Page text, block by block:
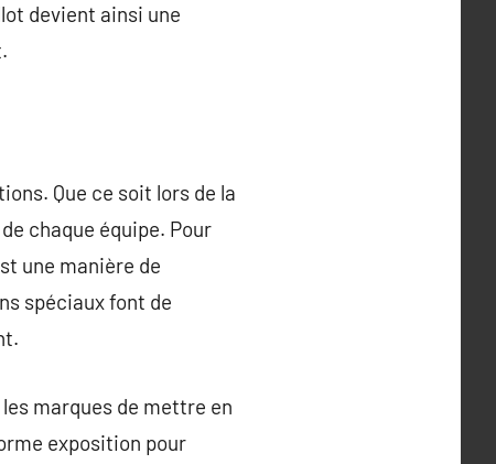
devient ainsi une
Que ce soit lors de la
chaque équipe. Pour
une manière de
spéciaux font de
marques de mettre en
exposition pour